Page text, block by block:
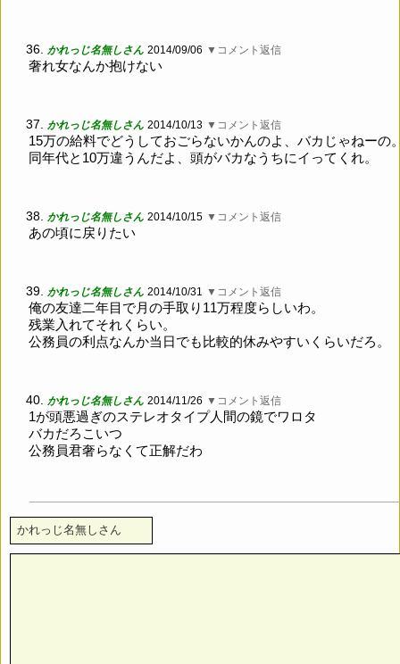
36. かれっじ名無しさん 2014/09/06 ▼コメント返信
奢れ女なんか抱けない
37. かれっじ名無しさん 2014/10/13 ▼コメント返信
15万の給料でどうしておごらないかんのよ、バカじゃねーの
同年代と10万違うんだよ、頭がバカなうちにイってくれ。
38. かれっじ名無しさん 2014/10/15 ▼コメント返信
あの頃に戻りたい
39. かれっじ名無しさん 2014/10/31 ▼コメント返信
俺の友達二年目で月の手取り11万程度らしいわ。
残業入れてそれくらい。
公務員の利点なんか当日でも比較的休みやすいくらいだろ。
40. かれっじ名無しさん 2014/11/26 ▼コメント返信
1が頭悪過ぎのステレオタイプ人間の鏡でワロタ
バカだろこいつ
公務員君奢らなくて正解だわ